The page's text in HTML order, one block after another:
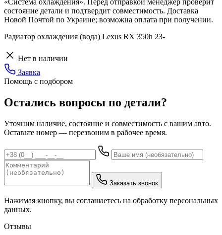
состояние детали и подтвердит совместимость. Доставка
Новой Почтой по Украине; возможна оплата при получении.
Радиатор охлаждения (вода) Lexus RX 350h 23-
Нет в наличии
Заявка
Помощь с подбором
Остались вопросы по детали?
Уточним наличие, состояние и совместимость с вашим авто.
Оставьте номер — перезвоним в рабочее время.
Заказать звонок
Нажимая кнопку, вы соглашаетесь на обработку персональных
данных.
Отзывы